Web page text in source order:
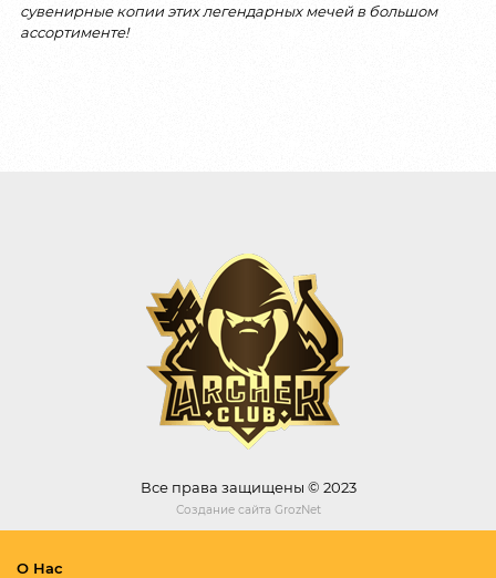
сувенирные копии этих легендарных мечей в большом
ассортименте!
Все права защищены © 2023
Создание сайта GrozNet
О Нас